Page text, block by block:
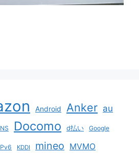
Android Anker au
Docomo d払い Google
KDDI mineo MVMO